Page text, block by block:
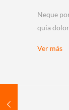
Neque
quia
Ver más